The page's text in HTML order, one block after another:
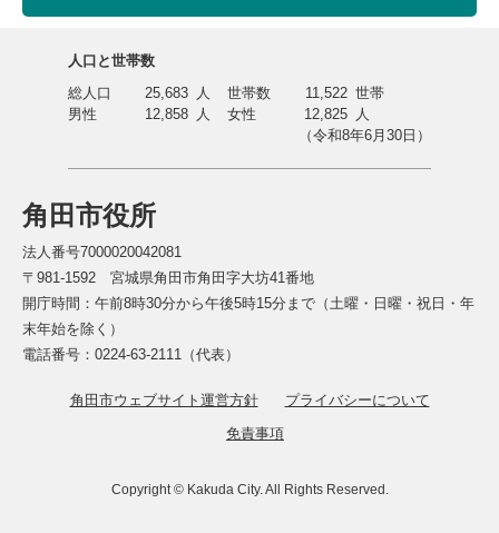
角田市役所
法人番号7000020042081
〒981-1592 宮城県角田市角田字大坊41番地
開庁時間：午前8時30分から午後5時15分まで（土曜・日曜・祝日・年
末年始を除く）
電話番号：0224-63-2111（代表）
角田市ウェブサイト運営方針
プライバシーについて
免責事項
Copyright © Kakuda City. All Rights Reserved.
人口と世帯数
総人口
25,683 人 世帯数 11,522 世帯
男性
12,858 人 女性 12,825
人
（令和8年6月30日）